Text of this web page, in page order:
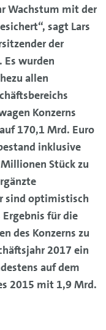
Wachstum mit der
sagt Lars
der
Es wurden
allen
Konzerns
170,1 Mrd. Euro
inklusive
Stück zu
sind optimistisch
Ergebnis für die
des Konzerns zu
2017 ein
auf dem
2015 mit 1,9 Mrd.